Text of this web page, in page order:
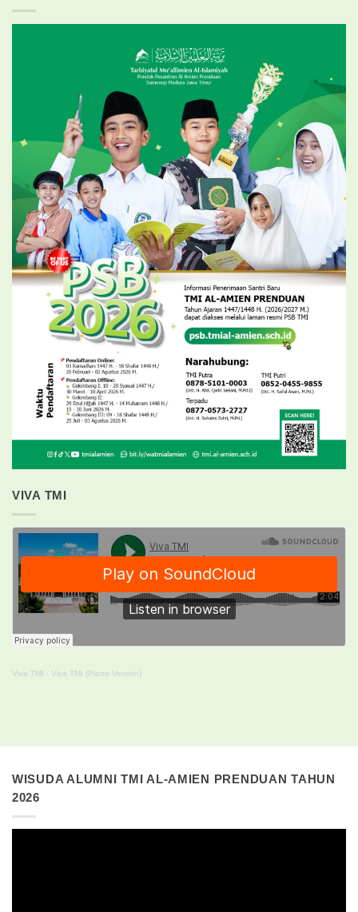
VIVA TMI
Viva TMI · Viva TMI (Piano Version)
WISUDA ALUMNI TMI AL-AMIEN PRENDUAN TAHUN
2026